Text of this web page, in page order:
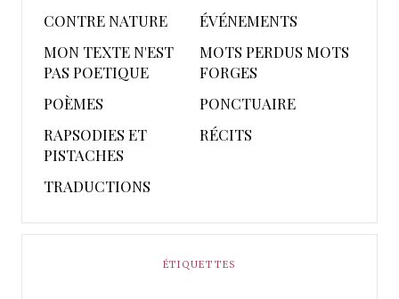
CONTRE NATURE
ÉVÉNEMENTS
MON TEXTE N'EST
PAS POETIQUE
MOTS PERDUS MOTS
FORGES
POÈMES
PONCTUAIRE
RAPSODIES ET
PISTACHES
RÉCITS
TRADUCTIONS
ÉTIQUETTES